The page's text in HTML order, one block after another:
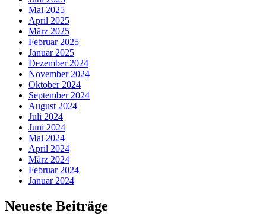
Mai 2025
April 2025
März 2025
Februar 2025
Januar 2025
Dezember 2024
November 2024
Oktober 2024
September 2024
August 2024
Juli 2024
Juni 2024
Mai 2024
April 2024
März 2024
Februar 2024
Januar 2024
Neueste Beiträge